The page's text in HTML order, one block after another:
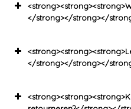
</strong></strong></
</strong></strong></